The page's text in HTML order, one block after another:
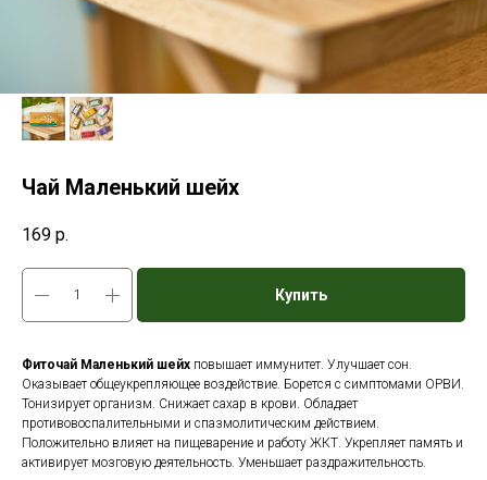
Чай Маленький шейх
169 р.
Купить
Фиточай Маленький шейх повышает иммунитет. Улучшает сон.
Оказывает общеукрепляющее воздействие. Борется с симптомами ОРВИ.
Тонизирует организм. Снижает сахар в крови. Обладает
противовоспалительными и спазмолитическим действием.
Положительно влияет на пищеварение и работу ЖКТ. Укрепляет память и
активирует мозговую деятельность. Уменьшает раздражительность.